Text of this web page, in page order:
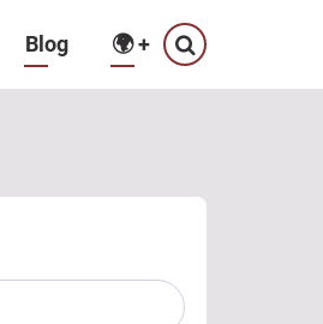
Blog 🌍+